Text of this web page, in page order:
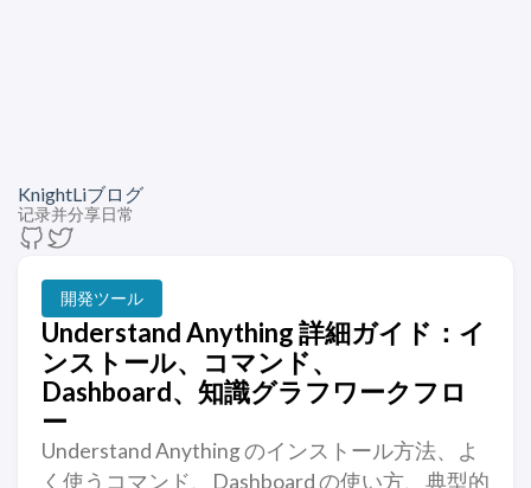
KnightLiブログ
记录并分享日常
開発ツール
Understand Anything 詳細ガイド：イ
ンストール、コマンド、
Dashboard、知識グラフワークフロ
ー
Understand Anything のインストール方法、よ
く使うコマンド、Dashboard の使い方、典型的